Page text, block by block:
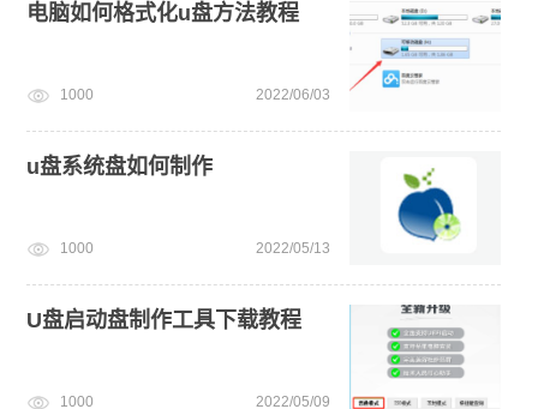
电脑如何格式化u盘方法教程
1000 2022/06/03
u盘系统盘如何制作
1000 2022/05/13
U盘启动盘制作工具下载教程
1000 2022/05/09